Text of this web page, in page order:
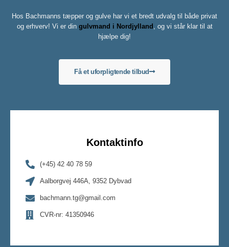
Hos Bachmanns tæpper og gulve har vi et bredt udvalg til både privat
og erhverv! Vi er din gulvmand i Nordjylland , og vi står klar til at
hjælpe dig!
Få et uforpligtende tilbud
Kontaktinfo
(+45) 42 40 78 59
Aalborgvej 446A, 9352 Dybvad
bachmann.tg@gmail.com
CVR-nr: 41350946